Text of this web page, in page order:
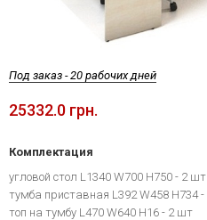
Под заказ - 20 рабочих дней
25332.0 грн.
Комплектация
угловой стол L1340 W700 H750 - 2 шт
тумба приставная L392 W458 H734
топ на тумбу L470 W640 H16 - 2 шт